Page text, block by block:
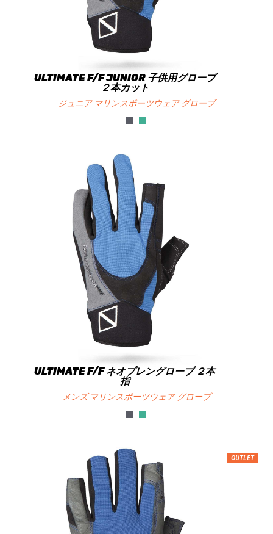
ULTIMATE F/F JUNIOR 子供用グローブ
２本カット
ジュニア マリンスポーツウェア グローブ
ULTIMATE F/F ネオプレングローブ ２本
指
メンズ マリンスポーツウェア グローブ
OUTLET